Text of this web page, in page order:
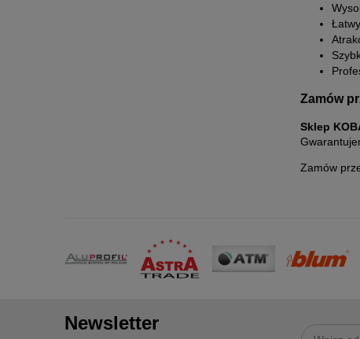
Zamów
Sklep
Zamów
Newsletter